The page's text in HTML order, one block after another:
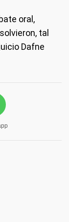
oral,
tal
Dafne